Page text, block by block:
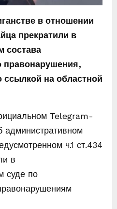
в отношении
прекратили в
состава
правонарушения,
ссылкой на областной
Telegram-
административном
ч.1 ст.434
в
суде по